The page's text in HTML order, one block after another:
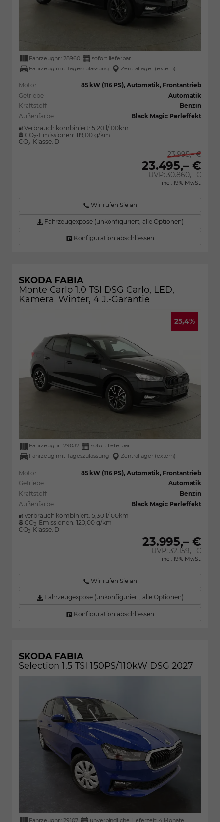
Fahrzeugnr.: 28960
sofort lieferbar
Fahrzeug mit Tageszulassung
Zentrallager (extern)
Motor
85 kW (116 PS), Automatik, Frontantrieb
Getriebe
Automatik
Kraftstoff
Benzin
Außenfarbe
Black Magic Perleffekt
Verbrauch kombiniert: 5,20 l/100km
CO2-Emissionen: 119,00 g/km
CO2-Klasse: D
23.995,– €
23.495,– €
UVP:30.860,– €
incl. 19% MwSt.
Wir rufen Sie an
Fahrzeugexpose (unkonfiguriert, alle Optionen)
Konfiguration abschliessen
SKODA FABIA
Monte Carlo 1.0 TSI DSG Carlo, LED,
Kamera, Winter, 4 J.-Garantie
25,4%
Fahrzeugnr.: 29032
sofort lieferbar
Fahrzeug mit Tageszulassung
Zentrallager (extern)
Motor
85 kW (116 PS), Automatik, Frontantrieb
Getriebe
Automatik
Kraftstoff
Benzin
Außenfarbe
Black Magic Perleffekt
Verbrauch kombiniert: 5,30 l/100km
CO2-Emissionen: 120,00 g/km
CO2-Klasse: D
23.995,– €
UVP:32.159,– €
incl. 19% MwSt.
Wir rufen Sie an
Fahrzeugexpose (unkonfiguriert, alle Optionen)
Konfiguration abschliessen
SKODA FABIA
Selection 1.5 TSI 150PS/110kW DSG 2027
Fahrzeugnr.: 29107 unverbindliche Lieferzeit: 4 Monate